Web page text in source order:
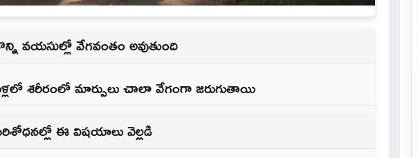
వయసుల్లో వేగవంతం అవుతుంది
శరీరంలో మార్పులు చాలా వేగంగా జరుగుతాయి
పరిశోధనల్లో ఈ విషయాలు వెల్లడి